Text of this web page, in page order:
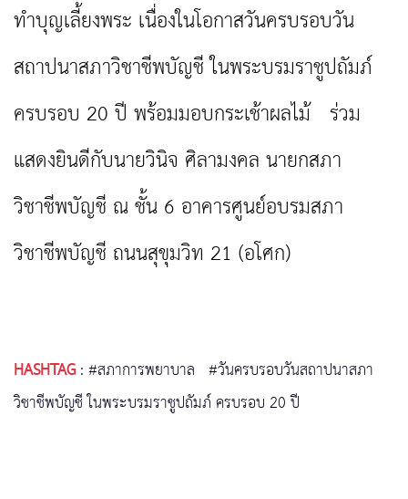
ทำบุญเลี้ยงพระ เนื่องในโอกาสวันครบรอบวัน
สถาปนาสภาวิชาชีพบัญชี ในพระบรมราชูปถัมภ์
ครบรอบ 20 ปี พร้อมมอบกระเช้าผลไม้ ร่วม
แสดงยินดีกับนายวินิจ ศิลามงคล นายกสภา
วิชาชีพบัญชี ณ ชั้น 6 อาคารศูนย์อบรมสภา
วิชาชีพบัญชี ถนนสุขุมวิท 21 (อโศก)
HASHTAG:#สภาการพยาบาล #วันครบรอบวันสถาปนาสภา
วิชาชีพบัญชี ในพระบรมราชูปถัมภ์ ครบรอบ 20 ปี